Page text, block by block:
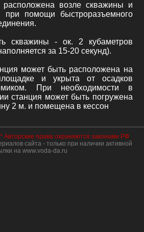
расположена возле скважины и
при помощи быстроразъемного
скважины - ок. 2 кубаметров
за 15-20 секунд).
может быть расположена на
и укрыта от осадков
При необходимости в
станция может быть погружена
2 м. и помещена в кессон
* Авторские права охраняются законами РФ
сайта - только при наличии активной
на www.voda-da.ru